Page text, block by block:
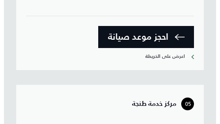
احجز موعد صيانة‎
اعرض على الخريطة
05 مركز خدمة طنجة